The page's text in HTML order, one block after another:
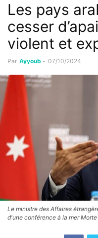
Les pays
cesser
violent et
Par Ayyoub - 07/10/2024
Le ministre des Affaires
d'une conférence à la mer